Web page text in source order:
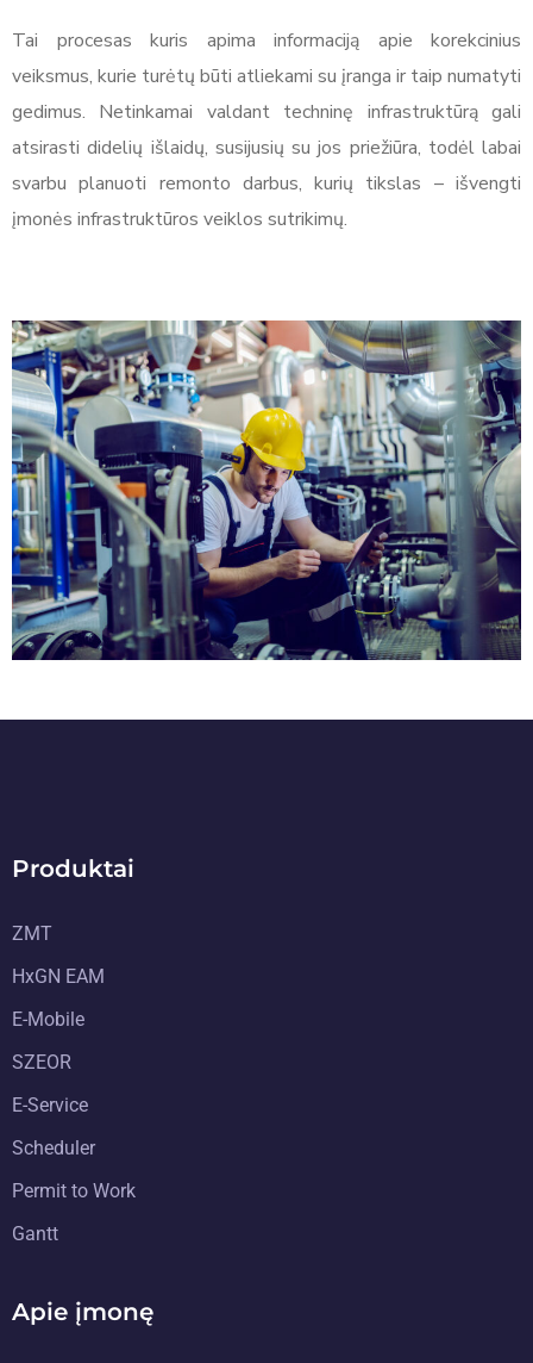
Tai procesas kuris apima informaciją apie korekcinius
veiksmus, kurie turėtų būti atliekami su įranga ir taip numatyti
gedimus. Netinkamai valdant techninę infrastruktūrą gali
atsirasti didelių išlaidų, susijusių su jos priežiūra, todėl labai
svarbu planuoti remonto darbus, kurių tikslas – išvengti
įmonės infrastruktūros veiklos sutrikimų.
Produktai
ZMT
HxGN EAM
E-Mobile
SZEOR
E-Service
Scheduler
Permit to Work
Gantt
Apie įmonę